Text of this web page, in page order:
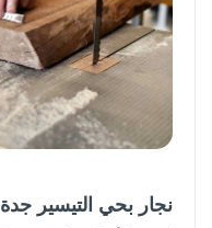
نجار بحي التيسير جدة